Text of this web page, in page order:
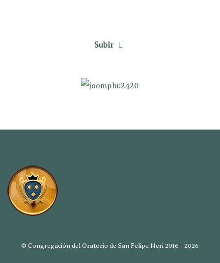
Subir
© Congregación del Oratorio de San Felipe Neri 2016 - 2026